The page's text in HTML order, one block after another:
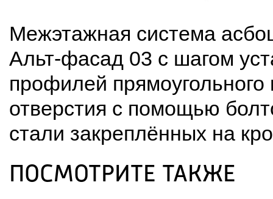
Межэтажная система
Альт-фасад 03 с шагом
профилей прямоугольного
отверстия с помощью
стали закреплённых на
ПОСМОТРИТЕ ТАКЖЕ